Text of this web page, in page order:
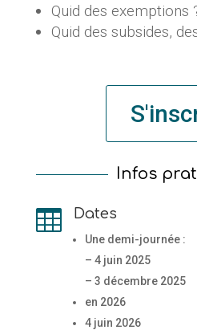
Quid des exemptions
Quid des subsides,
Infos
 Dates
Une demi-journée :
– 4 juin 2025
– 3 décembre 2025
en 2026
4 juin 2026